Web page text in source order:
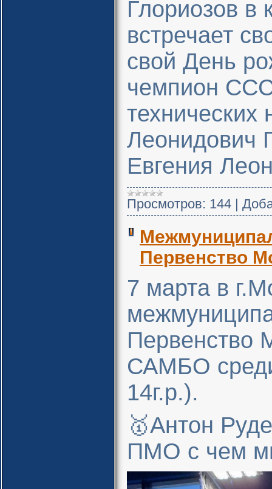
Глориозов в
встречает
свой День
чемпион
технических
Леонидович
Евгения
Просмотров: 144
Первенство
7 марта в
Первенство
САМБО
14г.р.).
🥇Антон
ПМО с чем